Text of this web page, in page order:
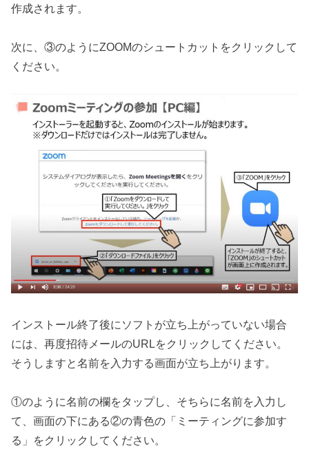
作成されます。
次に、③のようにZOOMのシュートカットをクリックして
ください。
インストール終了後にソフトが立ち上がっていない場合
には、再度招待メールのURLをクリックしてください。
そうしますと名前を入力する画面が立ち上がります。
①のように名前の欄をタップし、そちらに名前を入力し
て、画面の下にある②の青色の「ミーティングに参加す
る」をクリックしてください。